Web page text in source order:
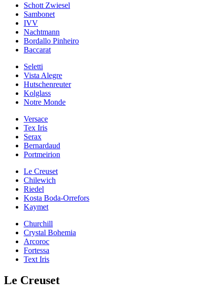
Schott Zwiesel
Sambonet
IVV
Nachtmann
Bordallo Pinheiro
Baccarat
Seletti
Vista Alegre
Hutschenreuter
Kolglass
Notre Monde
Versace
Tex Iris
Serax
Bernardaud
Portmeirion
Le Creuset
Chilewich
Riedel
Kosta Boda-Orrefors
Kaymet
Churchill
Crystal Bohemia
Arcoroc
Fortessa
Text Iris
Le Creuset